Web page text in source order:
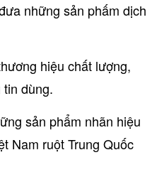
những sản phấm dịch
hiệu chất lượng,
dùng.
sản phẩm nhãn hiệu
Nam ruột Trung Quốc